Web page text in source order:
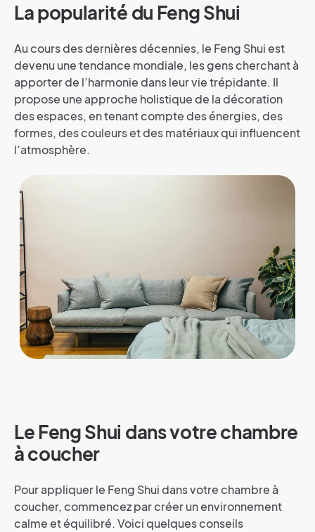
La popularité du Feng Shui
Au cours des dernières décennies, le Feng Shui est
devenu une tendance mondiale, les gens cherchant à
apporter de l’harmonie dans leur vie trépidante. Il
propose une approche holistique de la décoration
des espaces, en tenant compte des énergies, des
formes, des couleurs et des matériaux qui influencent
l’atmosphère.
Le Feng Shui dans votre chambre
à coucher
Pour appliquer le Feng Shui dans votre chambre à
coucher, commencez par créer un environnement
calme et équilibré. Voici quelques conseils